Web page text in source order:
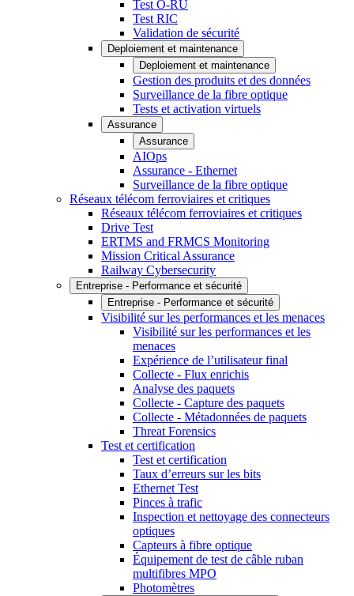
Test O-RU
Test RIC
Validation de sécurité
Deploiement et maintenance
Deploiement et maintenance
Gestion des produits et des données
Surveillance de la fibre optique
Tests et activation virtuels
Assurance
Assurance
AIOps
Assurance - Ethernet
Surveillance de la fibre optique
Réseaux télécom ferroviaires et critiques
Réseaux télécom ferroviaires et critiques
Drive Test
ERTMS and FRMCS Monitoring
Mission Critical Assurance
Railway Cybersecurity
Entreprise - Performance et sécurité
Entreprise - Performance et sécurité
Visibilité sur les performances et les menaces
Visibilité sur les performances et les
menaces
Expérience de l’utilisateur final
Collecte - Flux enrichis
Analyse des paquets
Collecte - Capture des paquets
Collecte - Métadonnées de paquets
Threat Forensics
Test et certification
Test et certification
Taux d’erreurs sur les bits
Ethernet Test
Pinces à trafic
Inspection et nettoyage des connecteurs
optiques
Capteurs à fibre optique
Équipement de test de câble ruban
multifibres MPO
Photomètres